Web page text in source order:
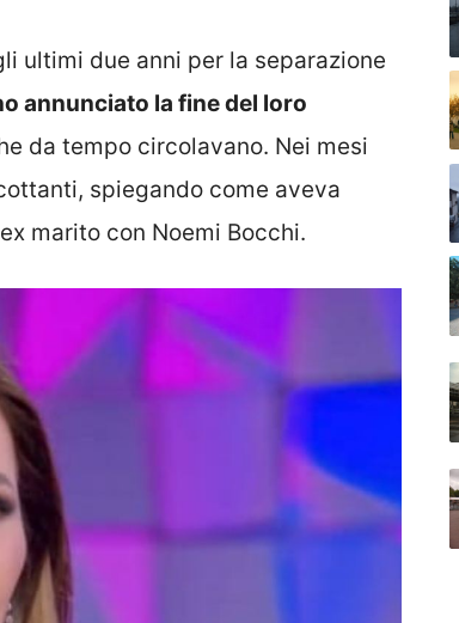
ultimi due anni per la separazione
annunciato la fine del loro
da tempo circolavano. Nei mesi
spiegando come aveva
marito con Noemi Bocchi.